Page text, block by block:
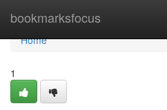
bookmarksfocus
Home
Home
1